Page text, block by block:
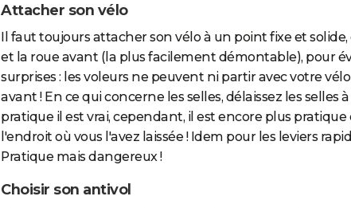
Attacher son vélo
Il faut toujours attacher son vélo à un point fixe et
et la roue avant (la plus facilement démontable), pour
surprises : les voleurs ne peuvent ni partir avec votre
avant ! En ce qui concerne les selles, délaissez les selles
pratique il est vrai, cependant, il est encore plus pratique
l'endroit où vous l'avez laissée ! Idem pour les leviers
Pratique mais dangereux !
Choisir son antivol